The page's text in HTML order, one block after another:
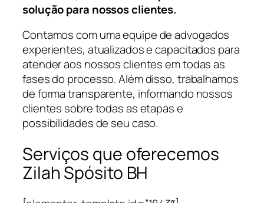
solução para nossos clientes.
Contamos com uma equipe de advogados
experientes, atualizados e capacitados para
atender aos nossos clientes em todas as
fases do processo. Além disso, trabalhamos
de forma transparente, informando nossos
clientes sobre todas as etapas e
possibilidades de seu caso.
Serviços que oferecemos
Zilah Spósito BH